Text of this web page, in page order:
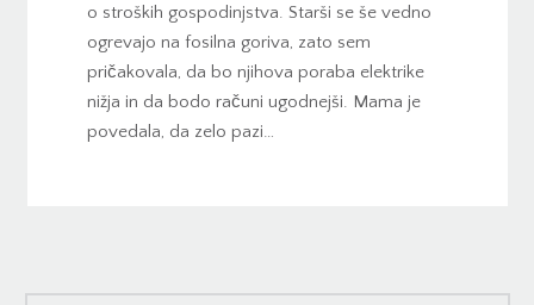
o stroških gospodinjstva. Starši se še vedno
ogrevajo na fosilna goriva, zato sem
pričakovala, da bo njihova poraba elektrike
nižja in da bodo računi ugodnejši. Mama je
povedala, da zelo pazi…